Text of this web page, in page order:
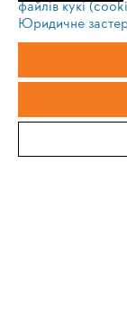
Firefox
файлів кукі
Юридичне